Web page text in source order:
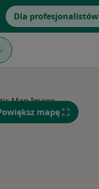
Dla profesjonalistów
Śr, Czw,
mapę